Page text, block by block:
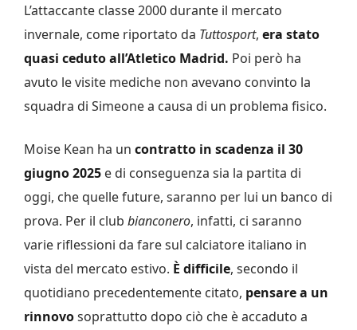
L’attaccante classe 2000 durante il mercato
invernale, come riportato da Tuttosport, era stato
quasi ceduto all’Atletico Madrid. Poi però ha
avuto le visite mediche non avevano convinto la
squadra di Simeone a causa di un problema fisico.
Moise Kean ha un contratto in scadenza il 30
giugno 2025 e di conseguenza sia la partita di
oggi, che quelle future, saranno per lui un banco di
prova. Per il club bianconero, infatti, ci saranno
varie riflessioni da fare sul calciatore italiano in
vista del mercato estivo. È difficile, secondo il
quotidiano precedentemente citato, pensare a un
rinnovosoprattutto dopo ciò che è accaduto a